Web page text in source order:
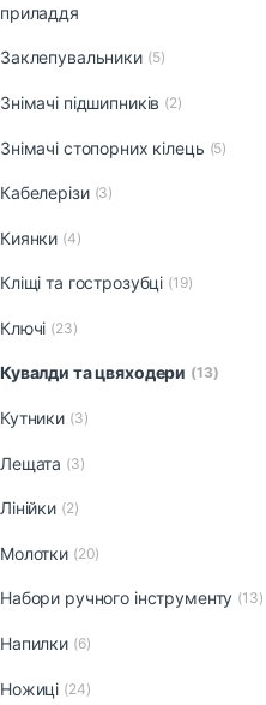
приладдя
Заклепувальники (5)
Знімачі підшипників (2)
Знімачі стопорних кілець (5)
Кабелерізи (3)
Киянки (4)
Кліщі та гострозубці (19)
Ключі (23)
Кувалди та цвяходери (13)
Кутники (3)
Лещата (3)
Лінійки (2)
Молотки (20)
Набори ручного інструменту (13)
Напилки (6)
Ножиці (24)